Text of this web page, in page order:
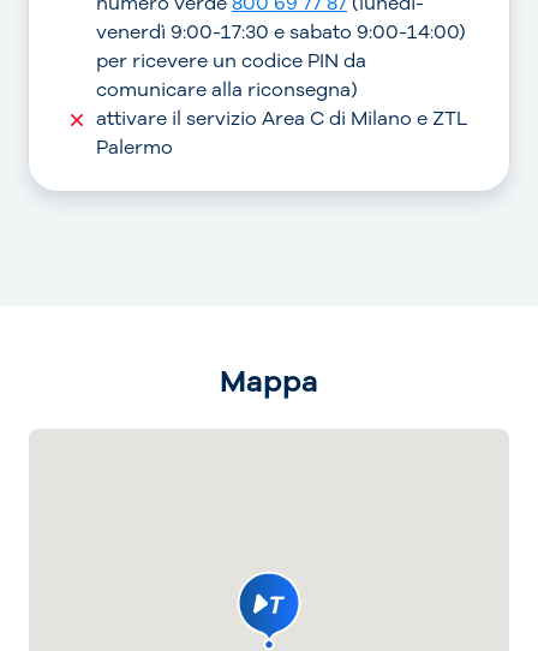
venerdì 9:00-17:30 e sabato 9:00-14:00)
per ricevere un codice PIN da
comunicare alla riconsegna)
attivare il servizio Area C di Milano e ZTL
Palermo
Mappa